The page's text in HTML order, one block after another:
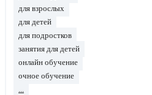
для взрослых
для детей
для подростков
занятия для детей
онлайн обучение
очное обучение
...